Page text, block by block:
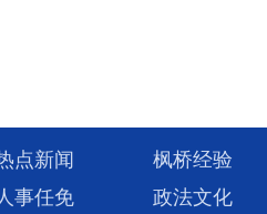
点新闻 枫桥经验
事任免 政法文化